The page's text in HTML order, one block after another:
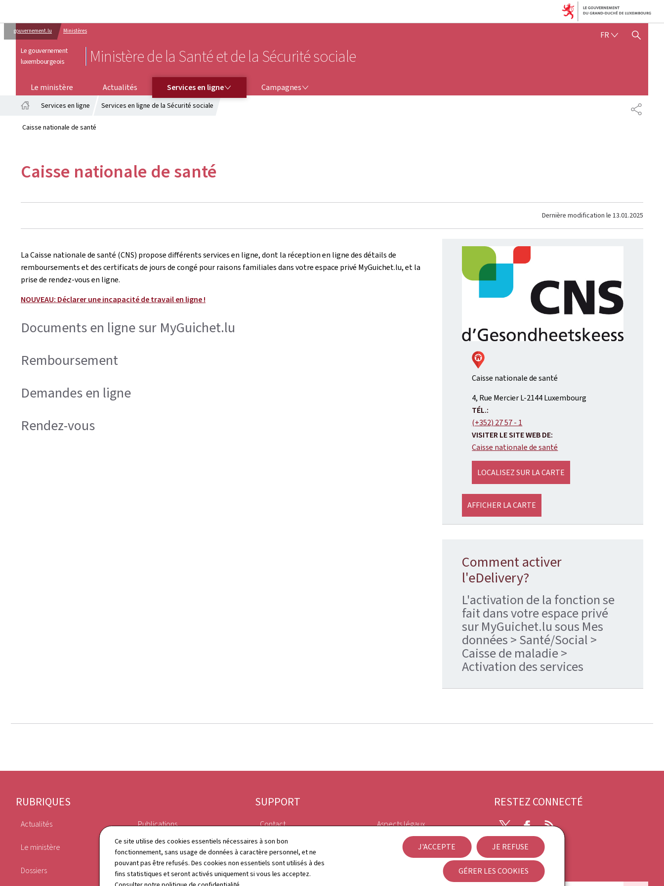
Ce site utilise des cookies essentiels nécessaires à son bon
fonctionnement, sans usage de données à caractère personnel, et ne
pouvant pas être refusés. Des cookies non essentiels sont utilisés à des
fins statistiques et seront activés uniquement si vous les acceptez.
J'ACCEPTE JE REFUSE
GÉRER LES COOKIES
gouvernement.lu Ministères
Le gouvernement
luxembourgeois
Ministère de la Santé et de la Sécurité sociale
FR FRANÇAIS
AFFICHER / MASQUER
Le ministère Actualités Services en ligne Campagnes
Services en ligne Services en ligne de la Sécurité sociale
Caisse nationale de santé
Caisse nationale de santé
Dernière modification le 13.01.2025
La Caisse nationale de santé (CNS) propose différents services en ligne, dont la réception en ligne des détails de
remboursements et des certificats de jours de congé pour raisons familiales dans votre espace privé MyGuichet.lu, et la
prise de rendez-vous en ligne.
NOUVEAU: Déclarer une incapacité de travail en ligne !
Documents en ligne sur MyGuichet.lu
Remboursement
Demandes en ligne
Rendez-vous
Caisse nationale de santé
ADRESSE
:
4, Rue MercierL-2144Luxembourg
TÉL.:
(+352) 27 57 - 1
VISITER LE SITE WEB DE:
Caisse nationale de santé
LOCALISEZ SUR LA CARTE
AFFICHER LA CARTE
Comment activer
l'eDelivery?
L'activation de la fonction se
fait dans votre espace privé
sur MyGuichet.lu sous Mes
données > Santé/Social >
Caisse de maladie >
Activation des services
Pied
de
RUBRIQUES
Actualités
Le ministère
Dossiers
Publications
Agenda
Annuaire
SUPPORT
Contact
Plan du site
À propos du site
Aspects légaux
Déclaration d'accessibilité
RESTEZ CONNECTÉ
X Facebook
RSS
Newsletter